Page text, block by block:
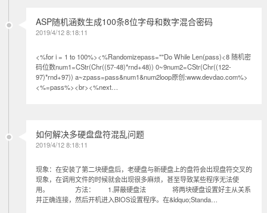
ASP随机涵数生成100条8位字母和数字混合密码
2019/4/12 8:18:11
<%for i = 1 to 100%><%Randomizepass=""Do While Len(pass)<8 随机密
码位数num1=CStr(Chr((57-48)*rnd+48)) 0~9num2=CStr(Chr((122-
97)*rnd+97)) a~zpass=pass&num1&num2loop原创:www.devdao.com%>
<%=pass%><br><%next…
如何解决多硬盘盘符混乱问题
2019/4/12 8:18:11
现象：在安装了第二块硬盘后，老硬盘与新硬盘上的盘符会出现盘符交叉的
现象，在调用文件的时候就会出现很多麻烦，甚至导致某些程序无法使
用。 方法： 1.屏蔽硬盘法 将两块硬盘设置好主从关系
并正确连接，然后开机进入BIOS设置程序。在&ldquo;Standa…